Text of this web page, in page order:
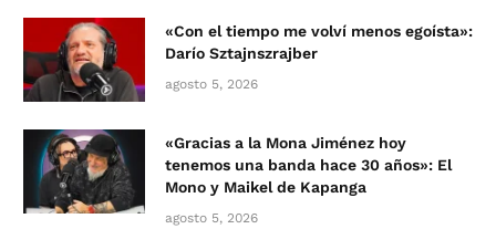
«Con el tiempo me volví menos egoísta»:
Darío Sztajnszrajber
agosto 5, 2026
«Gracias a la Mona Jiménez hoy
tenemos una banda hace 30 años»: El
Mono y Maikel de Kapanga
agosto 5, 2026